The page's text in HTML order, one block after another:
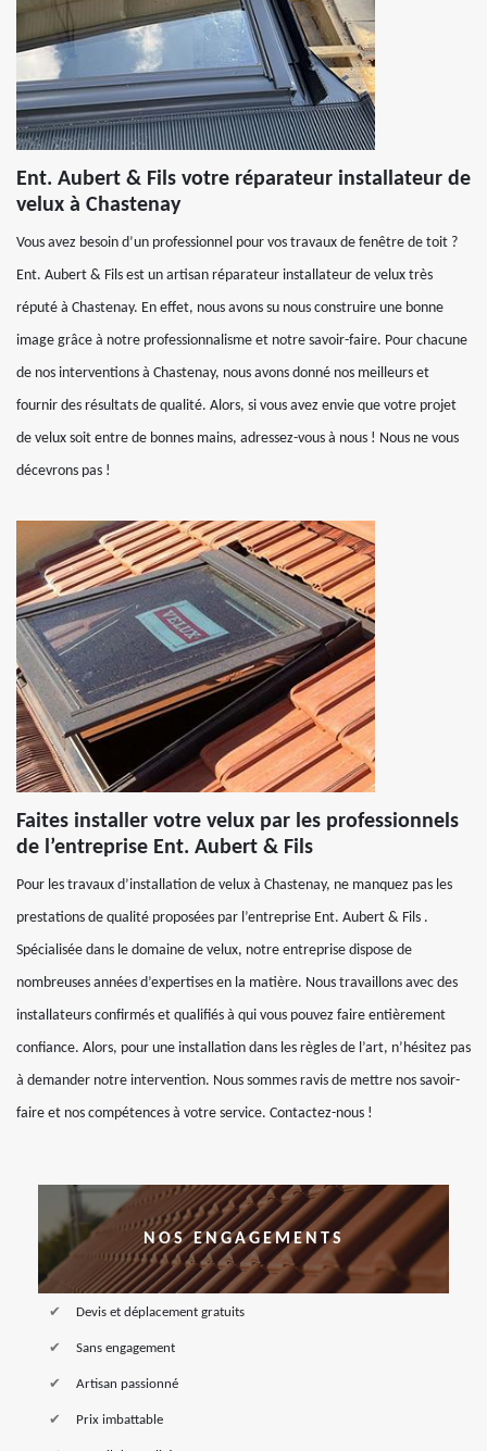
Ent. Aubert & Fils votre réparateur installateur de
velux à Chastenay
Vous avez besoin d’un professionnel pour vos travaux de fenêtre de toit ?
Ent. Aubert & Fils est un artisan réparateur installateur de velux très
réputé à Chastenay. En effet, nous avons su nous construire une bonne
image grâce à notre professionnalisme et notre savoir-faire. Pour chacune
de nos interventions à Chastenay, nous avons donné nos meilleurs et
fournir des résultats de qualité. Alors, si vous avez envie que votre projet
de velux soit entre de bonnes mains, adressez-vous à nous ! Nous ne vous
décevrons pas !
Faites installer votre velux par les professionnels
de l’entreprise Ent. Aubert & Fils
Pour les travaux d’installation de velux à Chastenay, ne manquez pas les
prestations de qualité proposées par l’entreprise Ent. Aubert & Fils .
Spécialisée dans le domaine de velux, notre entreprise dispose de
nombreuses années d’expertises en la matière. Nous travaillons avec des
installateurs confirmés et qualifiés à qui vous pouvez faire entièrement
confiance. Alors, pour une installation dans les règles de l’art, n’hésitez pas
à demander notre intervention. Nous sommes ravis de mettre nos savoir-
faire et nos compétences à votre service. Contactez-nous !
NOS ENGAGEMENTS
Devis et déplacement gratuits
Sans engagement
Artisan passionné
Prix imbattable